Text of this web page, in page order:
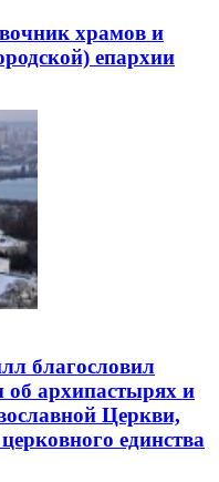
храмов и
епархии
благословил
об архипастырях и
Церкви,
единства